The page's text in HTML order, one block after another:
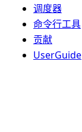
调度器
命令行工具
贡献
UserGuide